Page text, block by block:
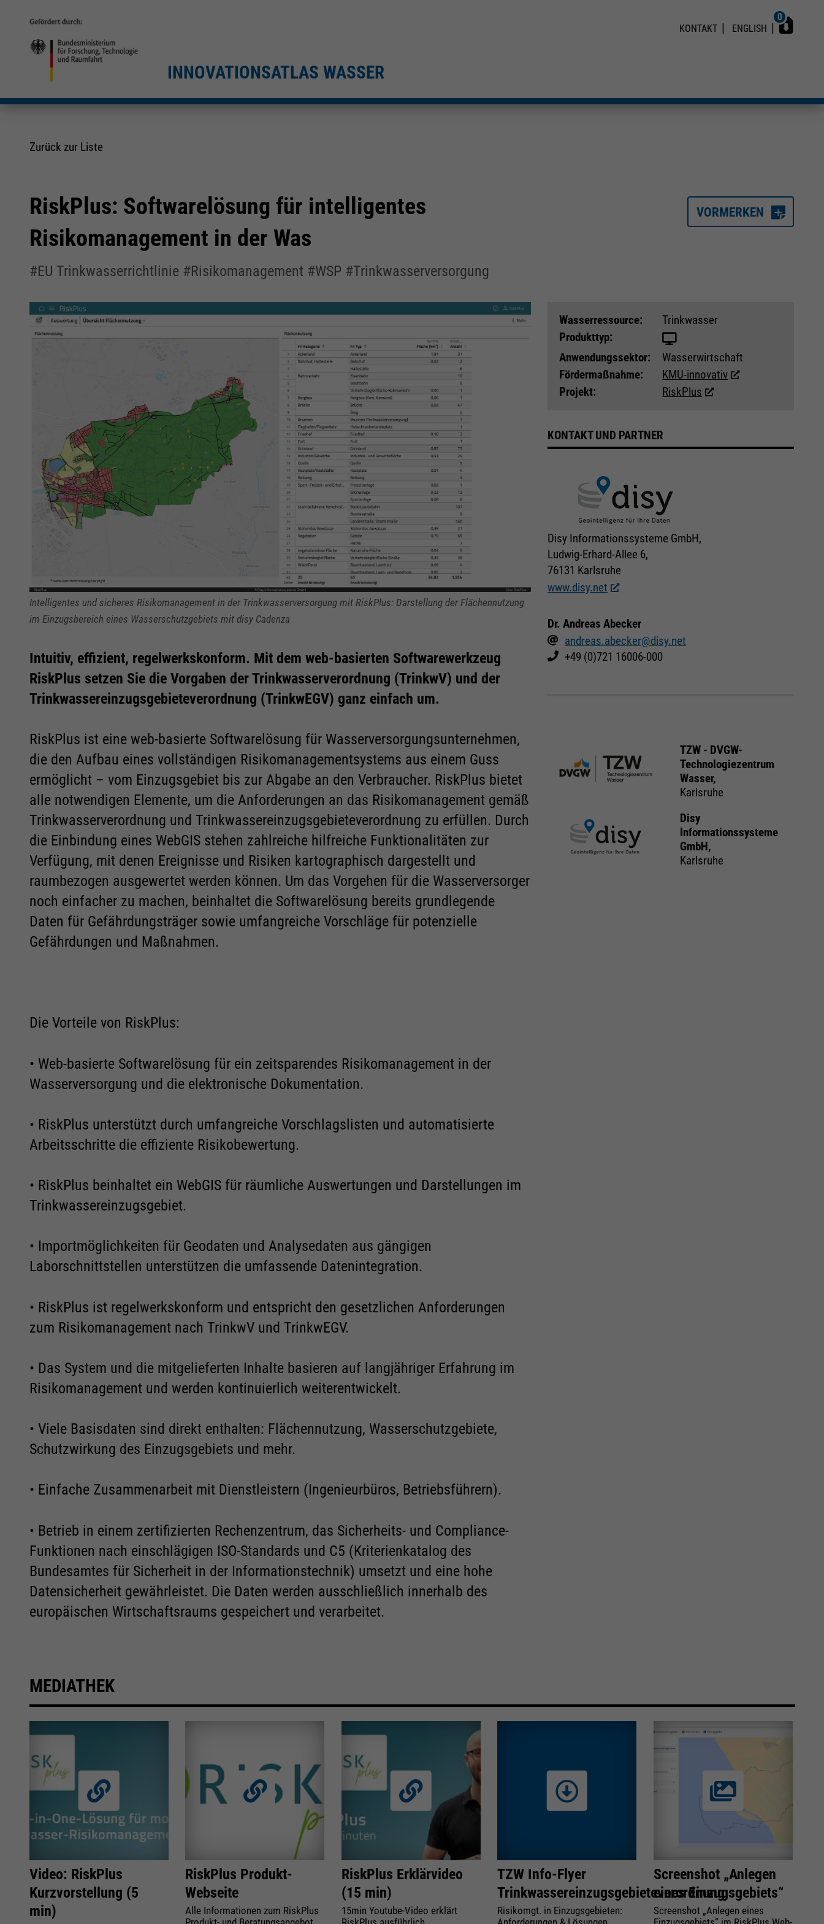
INNOVATIONSATLAS WASSER
KONTAKT ENGLISH
0
Zurück zur Liste
RiskPlus: Softwarelösung für intelligentes
Risikomanagement in der Was
#EU Trinkwasserrichtlinie #Risikomanagement #WSP #Trinkwasserversorgung
VORMERKEN
Intelligentes und sicheres Risikomanagement in der Trinkwasserversorgung mit RiskPlus: Darstellung der Flächennutzung
im Einzugsbereich eines Wasserschutzgebiets mit disy Cadenza
Intuitiv, effizient, regelwerkskonform. Mit dem web-basierten Softwarewerkzeug
RiskPlus setzen Sie die Vorgaben der Trinkwasserverordnung (TrinkwV) und der
Trinkwassereinzugsgebieteverordnung (TrinkwEGV) ganz einfach um.
RiskPlus ist eine web-basierte Softwarelösung für Wasserversorgungsunternehmen,
die den Aufbau eines vollständigen Risikomanagementsystems aus einem Guss
ermöglicht – vom Einzugsgebiet bis zur Abgabe an den Verbraucher. RiskPlus bietet
alle notwendigen Elemente, um die Anforderungen an das Risikomanagement gemäß
Trinkwasserverordnung und Trinkwassereinzugsgebieteverordnung zu erfüllen. Durch
die Einbindung eines WebGIS stehen zahlreiche hilfreiche Funktionalitäten zur
Verfügung, mit denen Ereignisse und Risiken kartographisch dargestellt und
raumbezogen ausgewertet werden können. Um das Vorgehen für die Wasserversorger
noch einfacher zu machen, beinhaltet die Softwarelösung bereits grundlegende
Daten für Gefährdungsträger sowie umfangreiche Vorschläge für potenzielle
Gefährdungen und Maßnahmen.
Die Vorteile von RiskPlus:
• Web-basierte Softwarelösung für ein zeitsparendes Risikomanagement in der
Wasserversorgung und die elektronische Dokumentation.
• RiskPlus unterstützt durch umfangreiche Vorschlagslisten und automatisierte
Arbeitsschritte die effiziente Risikobewertung.
• RiskPlus beinhaltet ein WebGIS für räumliche Auswertungen und Darstellungen im
Trinkwassereinzugsgebiet.
• Importmöglichkeiten für Geodaten und Analysedaten aus gängigen
Laborschnittstellen unterstützen die umfassende Datenintegration.
• RiskPlus ist regelwerkskonform und entspricht den gesetzlichen Anforderungen
zum Risikomanagement nach TrinkwV und TrinkwEGV.
• Das System und die mitgelieferten Inhalte basieren auf langjähriger Erfahrung im
Risikomanagement und werden kontinuierlich weiterentwickelt.
• Viele Basisdaten sind direkt enthalten: Flächennutzung, Wasserschutzgebiete,
Schutzwirkung des Einzugsgebiets und mehr.
• Einfache Zusammenarbeit mit Dienstleistern (Ingenieurbüros, Betriebsführern).
• Betrieb in einem zertifizierten Rechenzentrum, das Sicherheits- und Compliance-
Funktionen nach einschlägigen ISO-Standards und C5 (Kriterienkatalog des
Bundesamtes für Sicherheit in der Informationstechnik) umsetzt und eine hohe
Datensicherheit gewährleistet. Die Daten werden ausschließlich innerhalb des
europäischen Wirtschaftsraums gespeichert und verarbeitet.
Wasser­ressource:
Trinkwasser
Produkttyp:
Anwendungs­sektor:
Wasserwirtschaft
Fördermaßnahme:
KMU-innovativ
Projekt:
RiskPlus
KONTAKT UND PARTNER
Disy Informationssysteme GmbH,
Ludwig-Erhard-Allee 6,
76131 Karlsruhe
www.disy.net
Dr. Andreas Abecker
andreas.abecker@disy.net
+49 (0)721 16006-000
TZW - DVGW-
Technologiezentrum
Wasser,
Karlsruhe
Disy
Informationssysteme
GmbH,
Karlsruhe
MEDIATHEK
Video: RiskPlus
Kurzvorstellung (5
min)
RiskPlus Produkt-
Webseite
Alle Informationen zum RiskPlus
RiskPlus Erklärvideo
(15 min)
15min Youtube-Video erklärt
TZW Info-Flyer
Trinkwassereinzugsgebieteverordnung
Risikomgt. in Einzugsgebieten:
Screenshot „Anlegen
eines Einzugsgebiets“
Screenshot „Anlegen eines
Notwendig
Cookie Informationen anzeigen
Marketing und Statistik
Cookie Informationen anzeigen
Alle akzeptieren Speichern Ablehnen
Notwendig
Cookie Informationen anzeigen
Marketing und Statistik
Cookie Informationen anzeigen
Alle akzeptieren Speichern Ablehnen